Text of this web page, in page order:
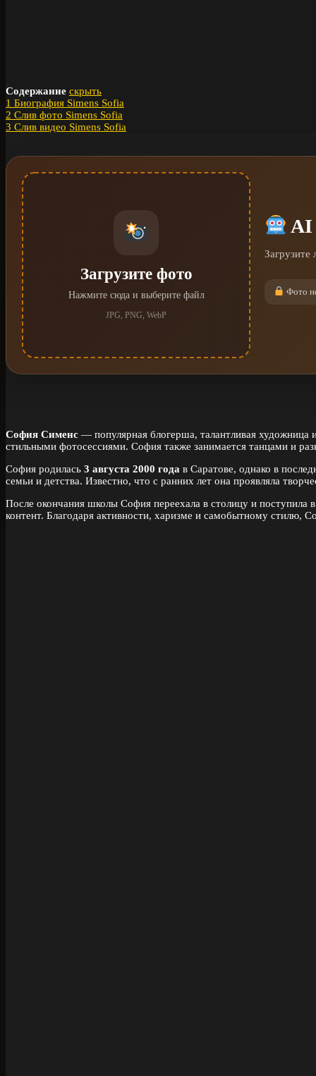
Содержание скрыть
1 Биография Simens Sofia
2 Слив фото Simens Sofia
3 Слив видео Simens Sofia
Загрузите фото
Нажмите сюда и выберите файл
JPG, PNG, WebP
AI
Загрузите
Фото
София Сименс — популярная блогерша, талантливая художница
стильными фотосессиями. София также занимается танцами и
София родилась 3 августа 2000 года в Саратове, однако в
семьи и детства. Известно, что с ранних лет она проявляла
После окончания школы София переехала в столицу и поступила
контент. Благодаря активности, харизме и самобытному стилю,